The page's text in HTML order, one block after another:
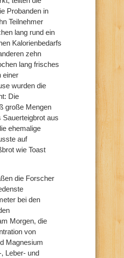
Probanden in
Teilnehmer
lang rund ein
Kalorienbedarfs
zehn
lang frisches
einer
wurden die
Die
große Mengen
aus
ehemalige
auf
wie Toast
die Forscher
bei den
Morgen, die
von
Magnesium
Leber- und